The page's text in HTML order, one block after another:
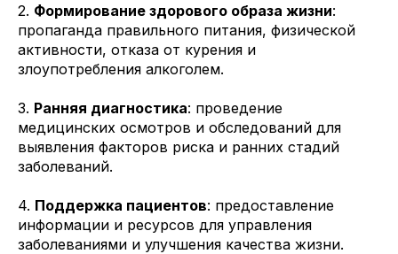
2. Формирование здорового образа жизни:
пропаганда правильного питания, физической
активности, отказа от курения и
злоупотребления алкоголем.
3. Ранняя диагностика: проведение
медицинских осмотров и обследований для
выявления факторов риска и ранних стадий
заболеваний.
4. Поддержка пациентов: предоставление
информации и ресурсов для управления
заболеваниями и улучшения качества жизни.